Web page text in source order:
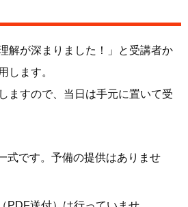
解が深まりました！
」と受講者か
します。
ますので、当日は手元に置いて受
式です。予備の提供はありませ